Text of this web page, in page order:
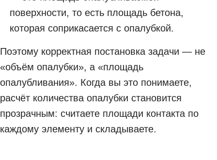
поверхности, то есть площадь бетона,
которая соприкасается с опалубкой.
Поэтому корректная постановка задачи — не
«объём опалубки», а «площадь
опалубливания». Когда вы это понимаете,
расчёт количества опалубки становится
прозрачным: считаете площади контакта по
каждому элементу и складываете.